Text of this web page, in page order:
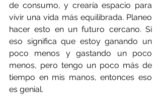
de consumo, y crearía espacio para
vivir una vida más equilibrada. Planeo
hacer esto en un futuro cercano. Si
eso significa que estoy ganando un
poco menos y gastando un poco
menos, pero tengo un poco más de
tiempo en mis manos, entonces eso
es genial.